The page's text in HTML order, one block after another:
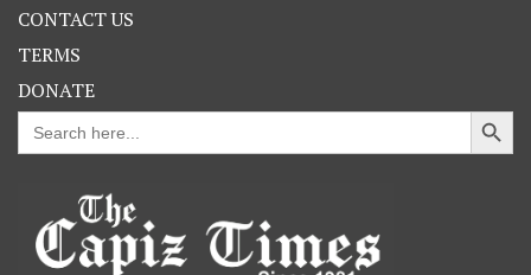
CONTACT US
TERMS
DONATE
Search
for:
Search Button